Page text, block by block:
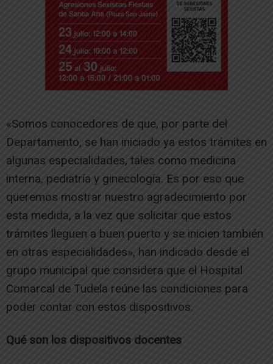
«Somos conocedores de que, por parte del
Departamento, se han iniciado ya estos trámites en
algunas especialidades, tales como medicina
interna, pediatría y ginecología. Es por eso que
queremos mostrar nuestro agradecimiento por
esta medida, a la vez que solicitar que estos
trámites lleguen a buen puerto y se inicien también
en otras especialidades», han indicado desde el
grupo municipal que considera que el Hospital
Comarcal de Tudela reúne las condiciones para
poder contar con estos dispositivos.
Qué son los dispositivos docentes